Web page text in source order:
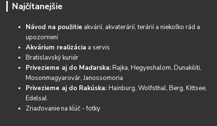
Najčítanejšie
Návod na použitie akvárií, akvaterárií, terárií a niekoľko rád a
upozornení
Akvárium realizácia a servis
Bratislavský kuriér
Privezieme aj do Maďarska:Rajka, Hegyeshalom, Dunakiliti,
Mosonmagyarovár, Janossomoria
Privezieme aj do Rakúska:Hainburg, Wolfsthal, Berg, Kittsee,
Edelsal
Zriaďovanie na kĺúč - fotky